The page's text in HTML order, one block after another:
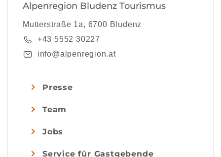
Alpenregion Bludenz Tourismus
Mutterstraße 1a, 6700 Bludenz
+43 5552 30227
info@alpenregion.at
Presse
Team
Jobs
Service für Gastgebende